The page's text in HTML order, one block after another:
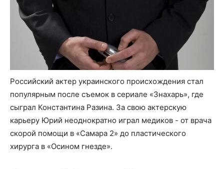
Российский актер украинского происхождения стал
популярным после съемок в сериале «Знахарь», где
сыграл Константина Разина. За свою актерскую
карьеру Юрий неоднократно играл медиков - от врача
скорой помощи в «Самара 2» до пластического
хирурга в «Осином гнезде».